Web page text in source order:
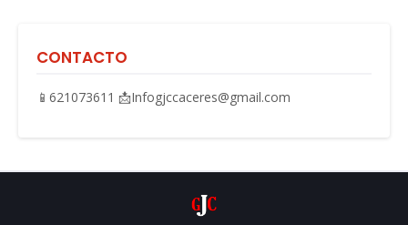
CONTACTO
📱621073611 📩Infogjccaceres@gmail.com